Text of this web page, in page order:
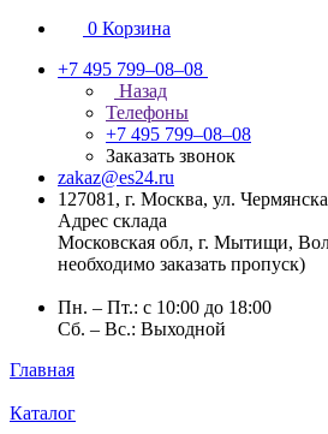
0 Корзина
+7 495 799–08–08
Назад
Телефоны
+7 495 799–08–08
Заказать звонок
zakaz@es24.ru
127081, г. Москва, ул.
Адрес склада
Московская обл, г. Мытищи,
необходимо заказать пропуск)
Пн. – Пт.: с 10:00 до 18:00
Сб. – Вс.: Выходной
Главная
Каталог